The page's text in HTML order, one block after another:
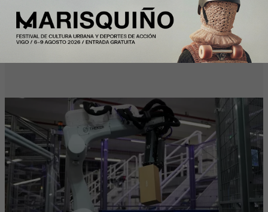
Mango colabora con Theker para
desarrollar proyectos de robotización en
su centro logístico